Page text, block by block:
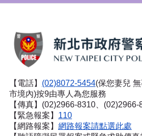
【電話】 (02)8072-5454(保您妻兒 無
市境內)按9由專人為您服務
【傳真】(02)2966-8310、(02)2966-
【緊急報案】 110
【網路報案】 網路報案請點選此處